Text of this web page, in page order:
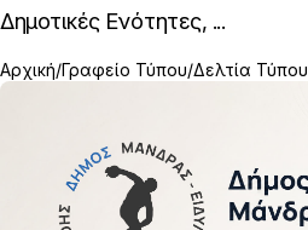
Δημοτικές Ενότητες, ...
Αρχική Γραφείο Τύπου Δελτία Τύπου